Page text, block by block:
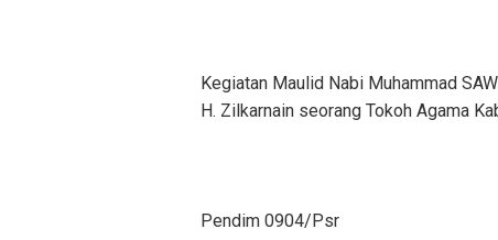
Kegiatan Maulid Nabi Muhammad
H. Zilkarnain seorang Tokoh Agama
Pendim 0904/Psr